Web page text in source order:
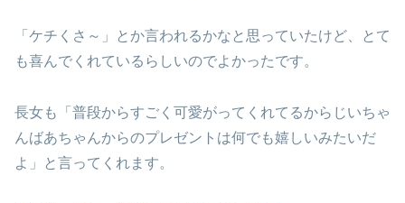
「ケチくさ～」とか言われるかなと思っていたけど、とて
も喜んでくれているらしいのでよかったです。
長女も「普段からすごく可愛がってくれてるからじいちゃ
んばあちゃんからのプレゼントは何でも嬉しいみたいだ
よ」と言ってくれます。